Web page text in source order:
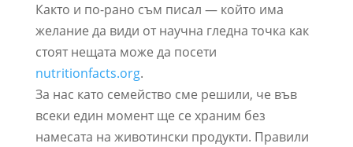
Както и по-рано съм писал — който има
желание да види от научна гледна точка как
стоят нещата може да посети
nutritionfacts.org.
За нас като семейство сме решили, че във
всеки един момент ще се храним без
намесата на животински продукти. Правили